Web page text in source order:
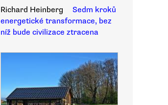
Richard Heinberg
Sedm kroků
energetické transformace, bez
níž bude civilizace ztracena